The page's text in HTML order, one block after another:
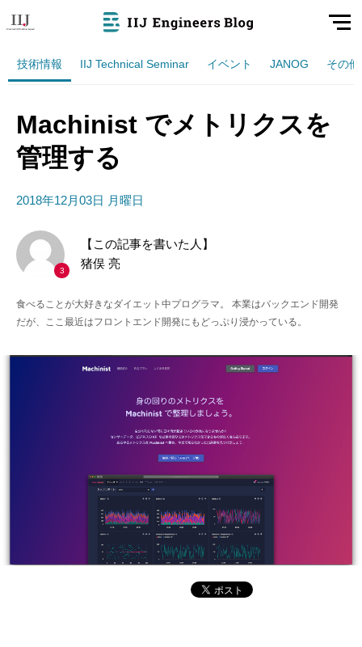
技術情報 IIJ Technical Seminar イベント JANOG その他
Machinist でメトリクスを
管理する
2018年12月03日 月曜日
3
【この記事を書いた人】
猪俣 亮
食べることが大好きなダイエット中プログラマ。 本業はバックエンド開発
だが、ここ最近はフロントエンド開発にもどっぷり浸かっている。